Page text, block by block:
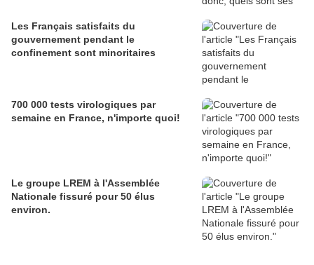
Les Français satisfaits du
gouvernement pendant le
confinement sont minoritaires
700 000 tests virologiques par
semaine en France, n'importe quoi!
Le groupe LREM à l'Assemblée
Nationale fissuré pour 50 élus
environ.